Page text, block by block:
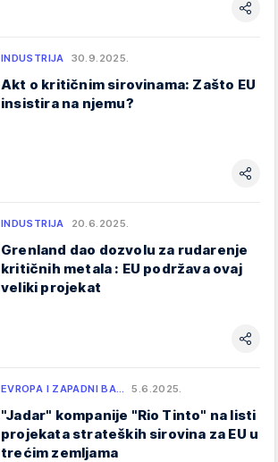
INDUSTRIJA 30.9.2025.
Akt o kritičnim sirovinama: Zašto EU
insistira na njemu?
INDUSTRIJA 20.6.2025.
Grenland dao dozvolu za rudarenje
kritičnih metala : EU podržava ovaj
veliki projekat
EVROPA I ZAPADNI BA… 5.6.2025.
"Jadar" kompanije "Rio Tinto" na listi
projekata strateških sirovina za EU u
trećim zemljama